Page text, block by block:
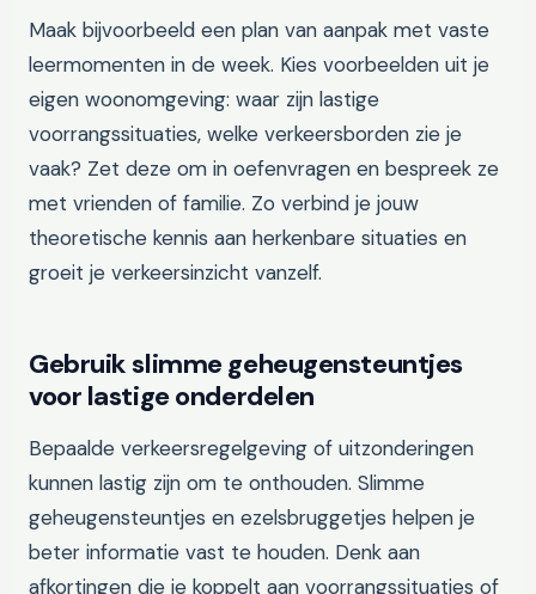
Maak bijvoorbeeld een plan van aanpak met vaste
leermomenten in de week. Kies voorbeelden uit je
eigen woonomgeving: waar zijn lastige
voorrangssituaties, welke verkeersborden zie je
vaak? Zet deze om in oefenvragen en bespreek ze
met vrienden of familie. Zo verbind je jouw
theoretische kennis aan herkenbare situaties en
groeit je verkeersinzicht vanzelf.
Gebruik slimme geheugensteuntjes
voor lastige onderdelen
Bepaalde verkeersregelgeving of uitzonderingen
kunnen lastig zijn om te onthouden. Slimme
geheugensteuntjes en ezelsbruggetjes helpen je
beter informatie vast te houden. Denk aan
afkortingen die je koppelt aan voorrangssituaties of